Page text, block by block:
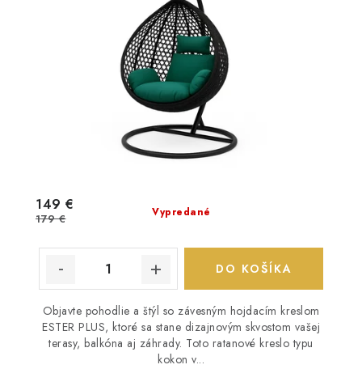
Vypredané
149 €
179 €
DO KOŠÍKA
Objavte pohodlie a štýl so závesným hojdacím kreslom
ESTER PLUS, ktoré sa stane dizajnovým skvostom vašej
terasy, balkóna aj záhrady. Toto ratanové kreslo typu
kokon v...